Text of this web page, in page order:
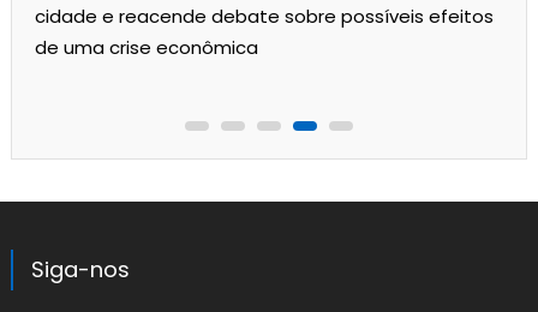
cidade e reacende debate sobre possíveis efeitos
de uma crise econômica
Siga-nos